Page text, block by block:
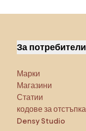
За потребители
Марки
Магазини
Статии
кодове за отстъпка
Densy Studio